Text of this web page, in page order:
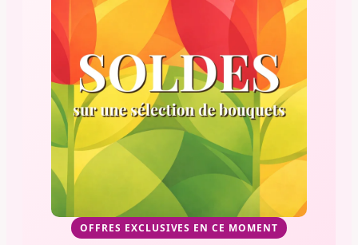
OFFRES EXCLUSIVES EN CE MOMENT